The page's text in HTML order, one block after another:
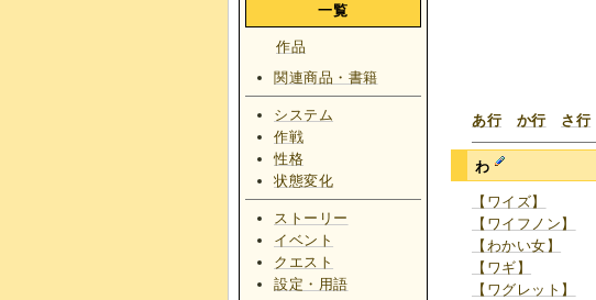
あ行 か行 さ行
わ
【ワイズ】
【ワイフノン】
【わかい女】
【ワギ】
【ワグレット】
一覧
作品
関連商品・書籍
システム
作戦
性格
状態変化
ストーリー
イベント
クエスト
設定・用語